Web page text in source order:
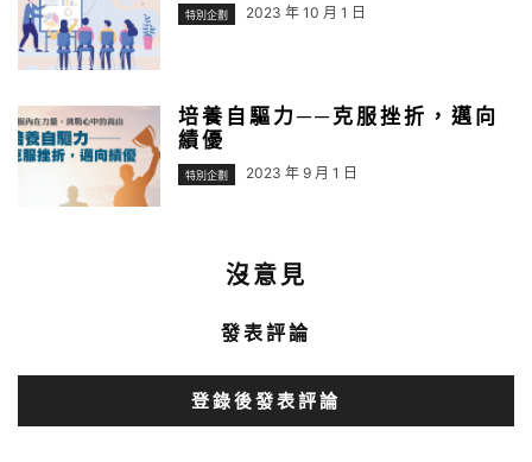
特別企劃 2023 年 10 月 1 日
培養自驅力──克服挫折，邁向
績優
特別企劃 2023 年 9 月 1 日
沒意見
發表評論
登錄後發表評論